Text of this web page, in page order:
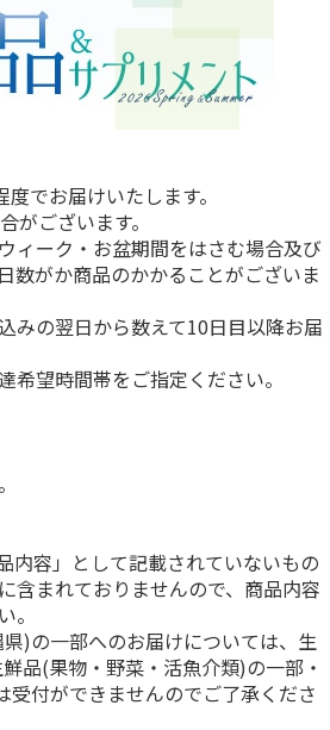
ル 30日
月
込)
WiFiレンタル 3日プ
ラン WiMAX 無制限
WiFiレンタル
プラン
でお届けいたします。
ございます。
ィーク・お盆期間をはさむ場合及び
数がか商品のかかることがございま
の翌日から数えて10日目以降お届
望時間帯をご指定ください。
容」として記載されていないもの
含まれておりませんので、商品内容
。
)の一部へのお届けについては、生
品(果物・野菜・活魚介類)の一部・
付ができませんのでご了承くださ